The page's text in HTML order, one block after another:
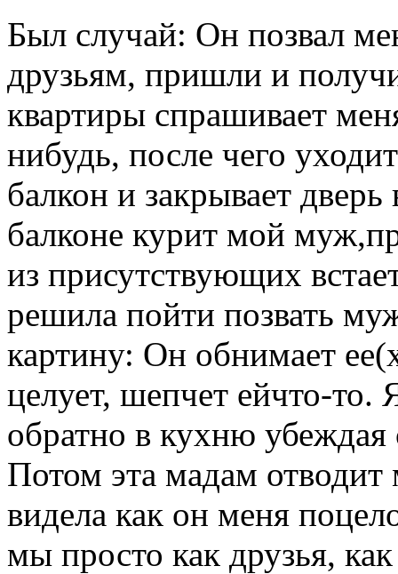
Был случай: Он позвал
друзьям, пришли и
квартиры спрашивает
нибудь, после чего
балкон и закрывает
балконе курит мой
из присутствующих
решила пойти позвать
картину: Он обнимает
целует, шепчет ейчто-то.
обратно в кухню убеждая
Потом эта мадам
видела как он меня
мы просто как друзья,